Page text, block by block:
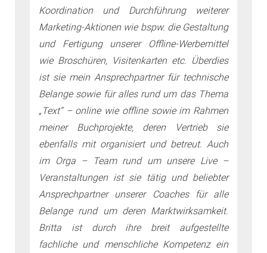
Koordination und Durchführung weiterer
Marketing-Aktionen wie bspw. die Gestaltung
und Fertigung unserer Offline-Werbemittel
wie Broschüren, Visitenkarten etc. Überdies
ist sie mein Ansprechpartner für technische
Belange sowie für alles rund um das Thema
„Text“ – online wie offline sowie im Rahmen
meiner Buchprojekte, deren Vertrieb sie
ebenfalls mit organisiert und betreut. Auch
im Orga – Team rund um unsere Live –
Veranstaltungen ist sie tätig und beliebter
Ansprechpartner unserer Coaches für alle
Belange rund um deren Marktwirksamkeit.
Britta ist durch ihre breit aufgestellte
fachliche und menschliche Kompetenz ein